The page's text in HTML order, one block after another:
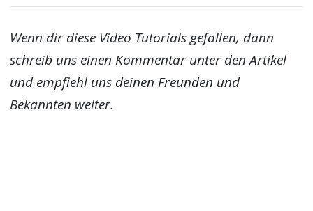
Wenn dir diese Video Tutorials gefallen, dann
schreib uns einen Kommentar unter den Artikel
und empfiehl uns deinen Freunden und
Bekannten weiter.